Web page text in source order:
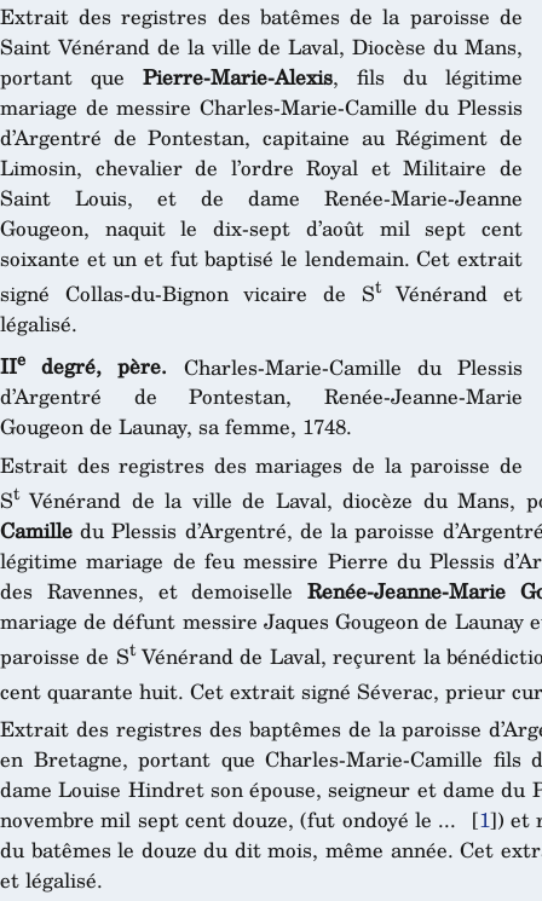
Extrait des registres des batêmes de la paroisse de
Saint Vénérand de la ville de Laval, Diocèse du Mans,
portant que Pierre-Marie-Alexis, fils du légitime
mariage de messire Charles-Marie-Camille du Plessis
d’Argentré de Pontestan, capitaine au Régiment de
Limosin, chevalier de l’ordre Royal et Militaire de
Saint Louis, et de dame Renée-Marie-Jeanne
Gougeon, naquit le dix-sept d’août mil sept cent
soixante et un et fut baptisé le lendemain. Cet extrait
signé Collas-du-Bignon vicaire de StVénérand et
légalisé.
IIe degré, père. Charles-Marie-Camille du Plessis
d’Argentré de Pontestan, Renée-Jeanne-Marie
Gougeon de Launay, sa femme, 1748.
Estrait des registres des mariages de la paroisse de
StVénérand de la ville de Laval, diocèze du Mans,
Camille du Plessis d’Argentré, de la paroisse
légitime mariage de feu messire Pierre du Plessis
des Ravennes, et demoiselleRenée-Jeanne-Marie
mariage de défunt messire Jaques Gougeon de Launay
paroisse de StVénérand de Laval, reçurent la
cent quarante huit. Cet extrait signé Séverac, prieur
Extrait des registres des baptêmes de la paroisse
en Bretagne, portant que Charles-Marie-Camille fils
dame Louise Hindret son épouse, seigneur et dame du
novembre mil sept cent douze, (fut ondoyé le ... [1]) et
du batêmes le douze du dit mois, même année. Cet
et légalisé.